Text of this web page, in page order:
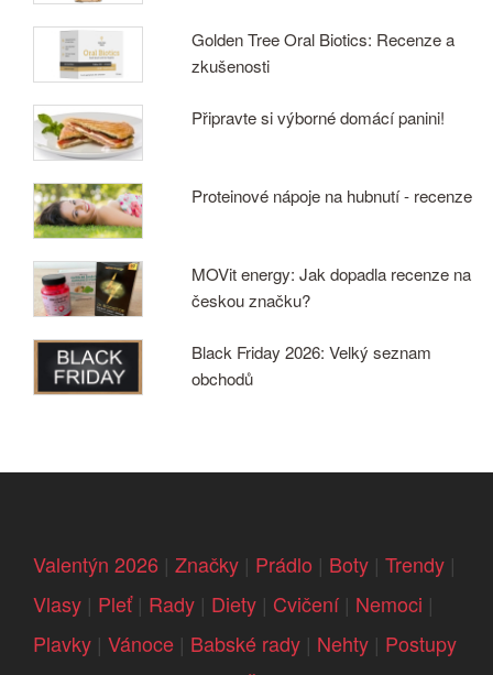
Golden Tree Oral Biotics: Recenze a
zkušenosti
Připravte si výborné domácí panini!
Proteinové nápoje na hubnutí - recenze
MOVit energy: Jak dopadla recenze na
českou značku?
Black Friday 2026: Velký seznam
obchodů
Valentýn 2026 | Značky | Prádlo | Boty | Trendy |
Vlasy | Pleť| Rady | Diety | Cvičení| Nemoci |
Plavky | Vánoce | Babské rady | Nehty | Postupy